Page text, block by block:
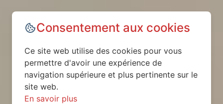
Consentement aux cookies
Ce site web utilise des cookies pour vous
permettre d'avoir une expérience de
navigation supérieure et plus pertinente sur le
site web.
En savoir plus